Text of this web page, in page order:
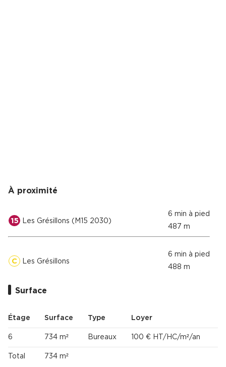
À proximité
15 Les Grésillons (M15 2030)
6 min à pied
487 m
C Les Grésillons
6 min à pied
488 m
Surface
Étage Surface Type Loyer
6 734 m² Bureaux 100 € HT/HC/m²/an
Total 734 m²